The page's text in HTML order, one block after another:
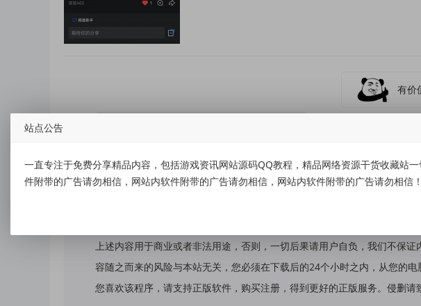
有价
上述内容用于商业或者非法用途，否则，一切后果请用户自负，我们不保
容随之而来的风险与本站无关，您必须在下载后的24个小时之内，从您的
您喜欢该程序，请支持正版软件，购买注册，得到更好的正版服务。侵删
站点公告
一直专注于免费分享精品内容，包括游戏资讯网站源码QQ教程，精品网络资源干货收藏站
件附带的广告请勿相信，网站内软件附带的广告请勿相信，网站内软件附带的广告请勿相信！